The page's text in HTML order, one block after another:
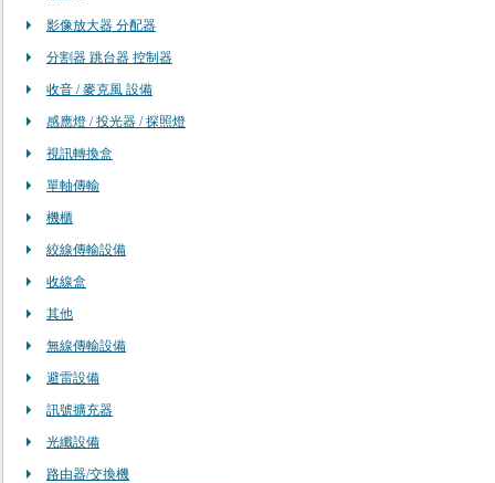
影像放大器 分配器
分割器 跳台器 控制器
收音 / 麥克風 設備
感應燈 / 投光器 / 探照燈
視訊轉換盒
單軸傳輸
機櫃
絞線傳輸設備
收線盒
其他
無線傳輸設備
避雷設備
訊號擴充器
光纖設備
路由器/交換機